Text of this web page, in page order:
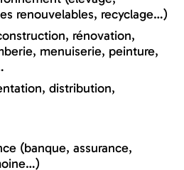
renouvelables, recyclage…)
rénovation,
menuiserie, peinture,
distribution,
(banque, assurance,